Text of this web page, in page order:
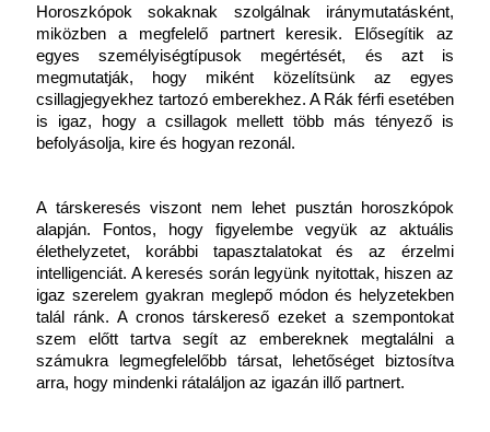
Horoszkópok sokaknak szolgálnak iránymutatásként,
miközben a megfelelő partnert keresik. Elősegítik az
egyes személyiségtípusok megértését, és azt is
megmutatják, hogy miként közelítsünk az egyes
csillagjegyekhez tartozó emberekhez. A Rák férfi esetében
is igaz, hogy a csillagok mellett több más tényező is
befolyásolja, kire és hogyan rezonál.
A társkeresés viszont nem lehet pusztán horoszkópok
alapján. Fontos, hogy figyelembe vegyük az aktuális
élethelyzetet, korábbi tapasztalatokat és az érzelmi
intelligenciát. A keresés során legyünk nyitottak, hiszen az
igaz szerelem gyakran meglepő módon és helyzetekben
talál ránk. A cronos társkereső ezeket a szempontokat
szem előtt tartva segít az embereknek megtalálni a
számukra legmegfelelőbb társat, lehetőséget biztosítva
arra, hogy mindenki rátaláljon az igazán illő partnert.